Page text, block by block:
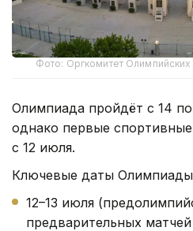
Фото: Оргкомитет Олимпийских
Олимпиада пройдёт с 14
однако первые
с 12 июля.
Ключевые даты
12–13 июля
предварительных матчей